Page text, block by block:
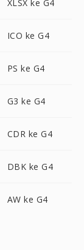
XLSX ke G4
ICO ke G4
PS ke G4
G3 ke G4
CDR ke G4
DBK ke G4
AW ke G4